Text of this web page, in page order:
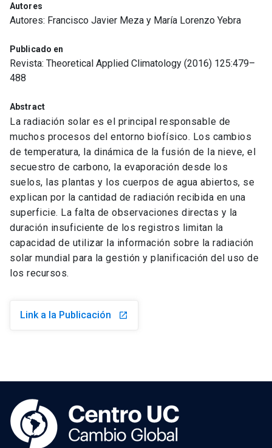
Autores
Autores: Francisco Javier Meza y María Lorenzo Yebra
Publicado en
Revista: Theoretical Applied Climatology (2016) 125:479–
488
Abstract
La radiación solar es el principal responsable de
muchos procesos del entorno biofísico. Los cambios
de temperatura, la dinámica de la fusión de la nieve, el
secuestro de carbono, la evaporación desde los
suelos, las plantas y los cuerpos de agua abiertos, se
explican por la cantidad de radiación recibida en una
superficie. La falta de observaciones directas y la
duración insuficiente de los registros limitan la
capacidad de utilizar la información sobre la radiación
solar mundial para la gestión y planificación del uso de
los recursos.
Link a la Publicación launch